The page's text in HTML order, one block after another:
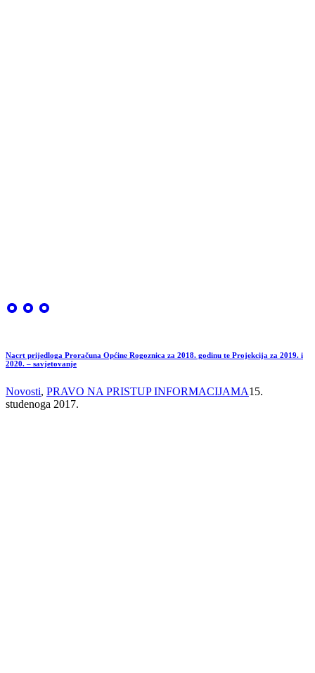
Nacrt prijedloga Proračuna Općine Rogoznica za 2018. godinu te Projekcija za 2019. i
2020. – savjetovanje
Novosti, PRAVO NA PRISTUP INFORMACIJAMA15.
studenoga 2017.